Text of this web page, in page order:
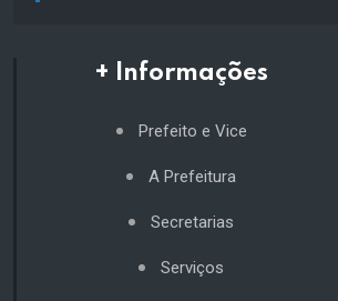
+ Informações
Prefeito e Vice
A Prefeitura
Secretarias
Serviços